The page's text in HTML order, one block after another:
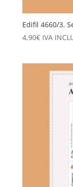
Edifil 4660/3.
4,90€ IVA